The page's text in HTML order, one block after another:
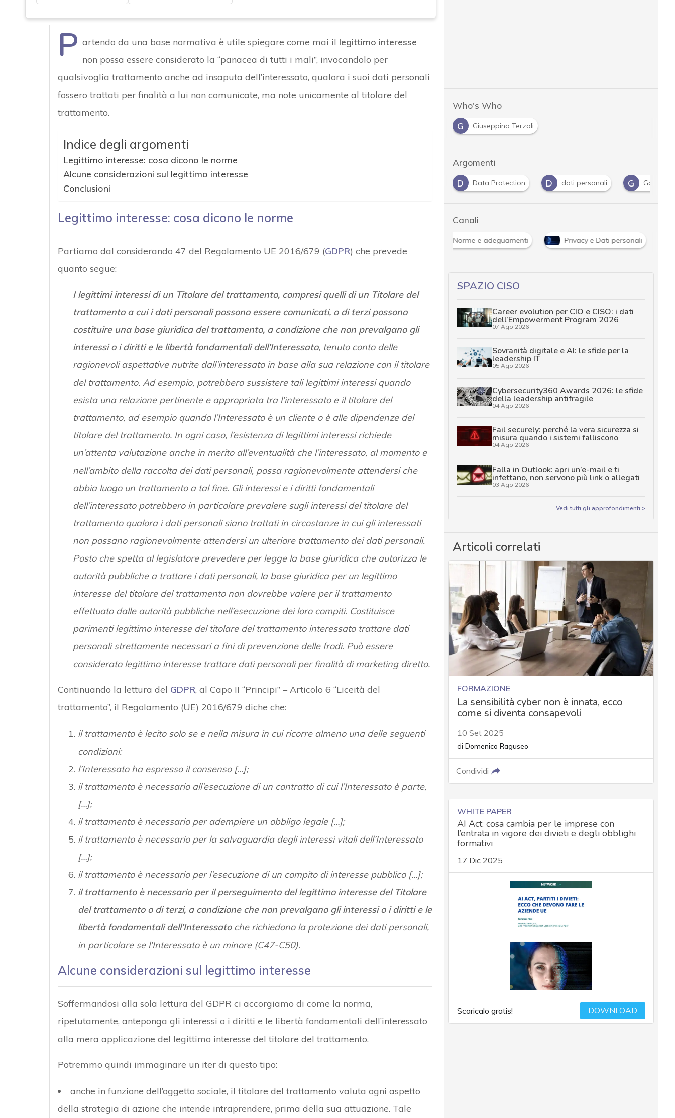
P artendo da una base normativa è utile spiegare come mai il legittimo interesse
non possa essere considerato la “panacea di tutti i mali”, invocandolo per
qualsivoglia trattamento anche ad insaputa dell’interessato, qualora i suoi dati personali
fossero trattati per finalità a lui non comunicate, ma note unicamente al titolare del
trattamento.
Indice degli argomenti
Legittimo interesse: cosa dicono le norme
Alcune considerazioni sul legittimo interesse
Conclusioni
Legittimo interesse: cosa dicono le norme
Partiamo dal considerando 47 del Regolamento UE 2016/679 (GDPR) che prevede
quanto segue:
I legittimi interessi di un Titolare del trattamento, compresi quelli di un Titolare del
trattamento a cui i dati personali possono essere comunicati, o di terzi possono
costituire una base giuridica del trattamento, a condizione che non prevalgano gli
interessi o i diritti e le libertà fondamentali dell’Interessato, tenuto conto delle
ragionevoli aspettative nutrite dall’interessato in base alla sua relazione con il titolare
del trattamento. Ad esempio, potrebbero sussistere tali legittimi interessi quando
esista una relazione pertinente e appropriata tra l’interessato e il titolare del
trattamento, ad esempio quando l’Interessato è un cliente o è alle dipendenze del
titolare del trattamento. In ogni caso, l’esistenza di legittimi interessi richiede
un’attenta valutazione anche in merito all’eventualità che l’interessato, al momento e
nell’ambito della raccolta dei dati personali, possa ragionevolmente attendersi che
abbia luogo un trattamento a tal fine. Gli interessi e i diritti fondamentali
dell’interessato potrebbero in particolare prevalere sugli interessi del titolare del
trattamento qualora i dati personali siano trattati in circostanze in cui gli interessati
non possano ragionevolmente attendersi un ulteriore trattamento dei dati personali.
Posto che spetta al legislatore prevedere per legge la base giuridica che autorizza le
autorità pubbliche a trattare i dati personali, la base giuridica per un legittimo
interesse del titolare del trattamento non dovrebbe valere per il trattamento
effettuato dalle autorità pubbliche nell’esecuzione dei loro compiti. Costituisce
parimenti legittimo interesse del titolare del trattamento interessato trattare dati
personali strettamente necessari a fini di prevenzione delle frodi. Può essere
considerato legittimo interesse trattare dati personali per finalità di marketing diretto.
Continuando la lettura del GDPR, al Capo II “Principi” – Articolo 6 “Liceità del
trattamento”, il Regolamento (UE) 2016/679 diche che:
il trattamento è lecito solo se e nella misura in cui ricorre almeno una delle seguenti
condizioni:
l’Interessato ha espresso il consenso […];
il trattamento è necessario all’esecuzione di un contratto di cui l’Interessato è parte,
[…];
il trattamento è necessario per adempiere un obbligo legale […];
il trattamento è necessario per la salvaguardia degli interessi vitali dell’Interessato
[…];
il trattamento è necessario per l’esecuzione di un compito di interesse pubblico […];
il trattamento è necessario per il perseguimento del legittimo interesse del Titolare
del trattamento o di terzi, a condizione che non prevalgano gli interessi o i diritti e le
libertà fondamentali dell’Interessato che richiedono la protezione dei dati personali,
in particolare se l’Interessato è un minore (C47-C50).
Alcune considerazioni sul legittimo interesse
Soffermandosi alla sola lettura del GDPR ci accorgiamo di come la norma,
ripetutamente, anteponga gli interessi o i diritti e le libertà fondamentali dell’interessato
alla mera applicazione del legittimo interesse del titolare del trattamento.
Potremmo quindi immaginare un iter di questo tipo:
anche in funzione dell’oggetto sociale, il titolare del trattamento valuta ogni aspetto
della strategia di azione che intende intraprendere, prima della sua attuazione. Tale
Who's Who
G
Giuseppina Terzoli
Argomenti
D Data Protection D dati personali G Gdpr
Canali
Norme e adeguamenti Privacy e Dati personali
SPAZIO CISO
Career evolution per CIO e CISO: i dati
dell’Empowerment Program 2026
07 Ago 2026
Sovranità digitale e AI: le sfide per la
leadership IT
05 Ago 2026
Cybersecurity360 Awards 2026: le sfide
della leadership antifragile
04 Ago 2026
Fail securely: perché la vera sicurezza si
misura quando i sistemi falliscono
04 Ago 2026
Falla in Outlook: apri un’e-mail e ti
infettano, non servono più link o allegati
03 Ago 2026
Vedi tutti gli approfondimenti >
Articoli correlati
FORMAZIONE
La sensibilità cyber non è innata, ecco
come si diventa consapevoli
10 Set 2025
di Domenico Raguseo
Condividi
WHITE PAPER
AI Act: cosa cambia per le imprese con
l’entrata in vigore dei divieti e degli obblighi
formativi
17 Dic 2025
Scaricalo gratis! DOWNLOAD